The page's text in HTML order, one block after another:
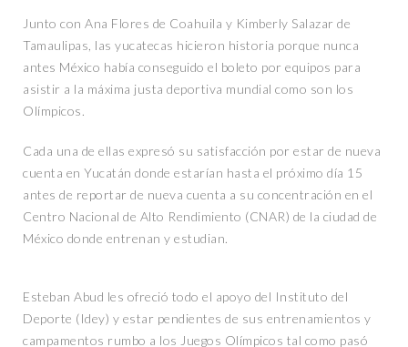
Junto con Ana Flores de Coahuila y Kimberly Salazar de
Tamaulipas, las yucatecas hicieron historia porque nunca
antes México había conseguido el boleto por equipos para
asistir a la máxima justa deportiva mundial como son los
Olímpicos.
Cada una de ellas expresó su satisfacción por estar de nueva
cuenta en Yucatán donde estarían hasta el próximo día 15
antes de reportar de nueva cuenta a su concentración en el
Centro Nacional de Alto Rendimiento (CNAR) de la ciudad de
México donde entrenan y estudian.
Esteban Abud les ofreció todo el apoyo del Instituto del
Deporte (Idey) y estar pendientes de sus entrenamientos y
campamentos rumbo a los Juegos Olímpicos tal como pasó